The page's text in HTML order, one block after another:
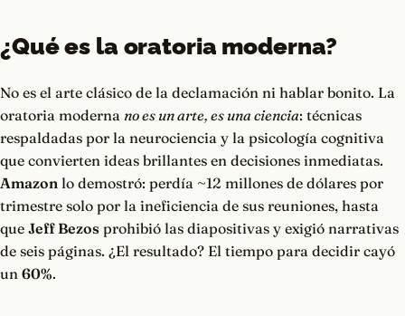
¿Qué es la oratoria moderna?
No es el arte clásico de la declamación ni hablar bonito. La
oratoria moderna no es un arte, es una ciencia: técnicas
respaldadas por la neurociencia y la psicología cognitiva
que convierten ideas brillantes en decisiones inmediatas.
Amazon lo demostró: perdía ~12 millones de dólares por
trimestre solo por la ineficiencia de sus reuniones, hasta
que Jeff Bezos prohibió las diapositivas y exigió narrativas
de seis páginas. ¿El resultado? El tiempo para decidir cayó
un 60%.